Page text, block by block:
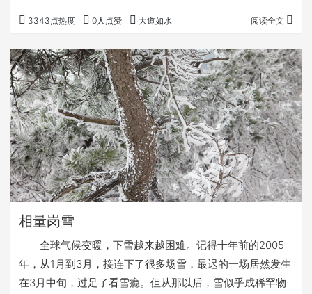
名字大概都不陌生。他长期在中南海工作，任中央领导的专
职摄影师，拍过许多著名的照片,传播极广。他有一些回忆录
散见于网络，常能看到。 我在2010年8月，与吕
厚民先生有一面之缘。当年，我们在溪口筹办了奉化籍的著
名女摄影家晓庄老师从影60周年的回顾展。…
3343点热度 0人点赞 大道如水 阅读全文
相量岗雪
全球气候变暖，下雪越来越困难。记得十年前的2005
年，从1月到3月，接连下了很多场雪，最迟的一场居然发生
在3月中旬，过足了看雪瘾。但从那以后，雪似乎成稀罕物